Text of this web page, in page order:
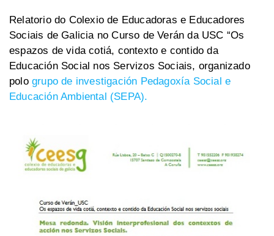
Relatorio do Colexio de Educadoras e Educadores
Sociais de Galicia no Curso de Verán da USC “Os
espazos de vida cotiá, contexto e contido da
Educación Social nos Servizos Sociais, organizado
polo grupo de investigación Pedagoxía Social e
Educación Ambiental (SEPA).